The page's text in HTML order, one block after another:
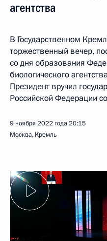
агентства
В Государственном
торжественный вечер,
со дня образования
биологического
Президент вручил
Российской Федерации
9 ноября 2022 года20:15
Москва, Кремль